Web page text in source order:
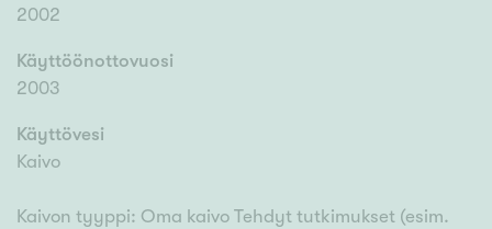
2002
Käyttöönottovuosi
2003
Käyttövesi
Kaivo
Kaivon tyyppi: Oma kaivo Tehdyt tutkimukset (esim.